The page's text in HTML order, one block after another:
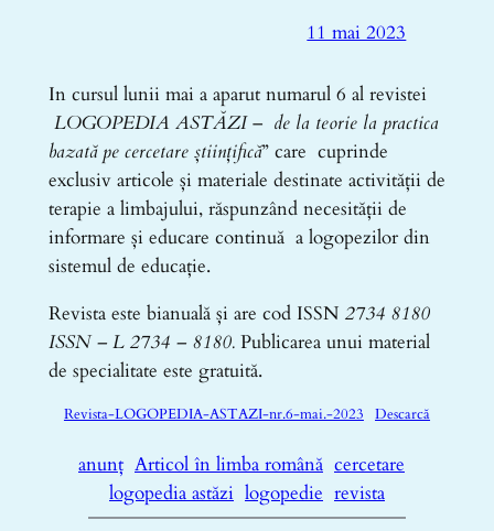
11 mai 2023
In cursul lunii mai a aparut numarul 6 al revistei
LOGOPEDIA ASTĂZI – de la teorie la practica
bazată pe cercetare științifică” care cuprinde
exclusiv articole și materiale destinate activității de
terapie a limbajului, răspunzând necesității de
informare și educare continuă a logopezilor din
sistemul de educație.
Revista este bianuală și are cod ISSN 2734 8180
ISSN – L 2734 – 8180.Publicarea unui material
de specialitate este gratuită.
Revista-LOGOPEDIA-ASTAZI-nr.6-mai.-2023 Descarcă
anunț Articol în limba română cercetare
logopedia astăzi logopedie revista